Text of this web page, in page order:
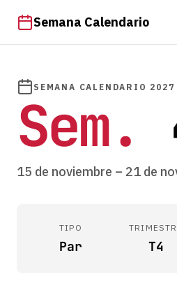
Semana Calendario
SEMANA CALENDARIO 2027
Sem.
15 de noviembre – 21 de
TIPO
Par T4